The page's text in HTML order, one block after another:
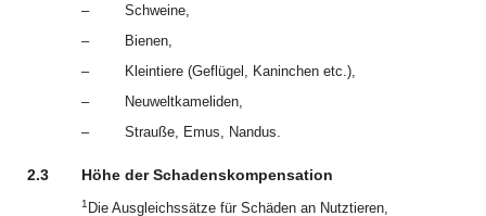
–
Schweine,
–
Bienen,
–
Kleintiere (Geflügel, Kaninchen etc.),
–
Neuweltkameliden,
–
Strauße, Emus, Nandus.
2.3 Höhe der Schadenskompensation
1 Die Ausgleichssätze für Schäden an Nutztieren,